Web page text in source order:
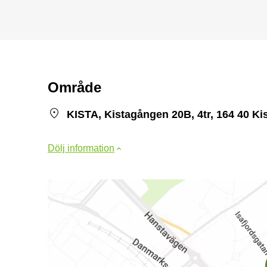
Område
KISTA, Kistagången 20B, 4tr, 164 40
Dölj information